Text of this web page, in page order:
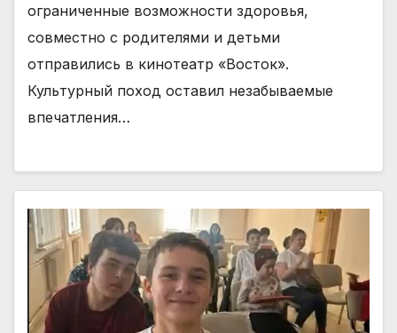
ограниченные возможности здоровья,
совместно с родителями и детьми
отправились в кинотеатр «Восток».
Культурный поход оставил незабываемые
впечатления…